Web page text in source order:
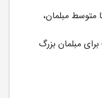
متوسط مبلمان،
مبلمان بزرگ